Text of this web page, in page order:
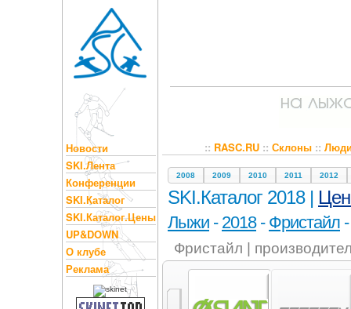
Новости
SKI.Лента
Конференции
SKI.Каталог
SKI.Каталог.Цены
UP&DOWN
О клубе
Реклама
:: RASC.RU:: Склоны::
2008 2009 2010 2011 2012
SKI.Каталог 2018 |
Лыжи - 2018- Фристайл
Фристайл |